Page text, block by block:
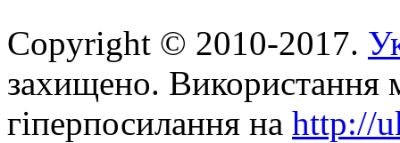
Copyright © 2010-2017.
захищено. Використання
гіперпосилання на http://